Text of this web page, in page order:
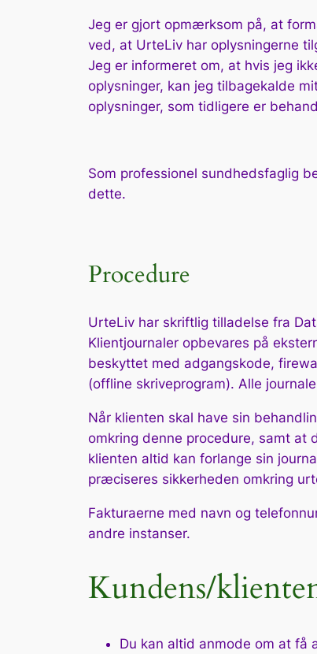
Jeg er gjort opmærksom på, at
ved, at UrteLiv har oplysningerne
Jeg er informeret om, at hvis jeg
oplysninger, kan jeg tilbagekalde
oplysninger, som tidligere er
Som professionel sundhedsfaglig
dette.
Procedure
UrteLiv har skriftlig tilladelse fra
Klientjournaler opbevares på
beskyttet med adgangskode,
(offline skriveprogram). Alle
Når klienten skal have sin
omkring denne procedure, samt at
klienten altid kan forlange sin
præciseres sikkerheden omkring
Fakturaerne med navn og
andre instanser.
Kundens/
Du kan altid anmode om at